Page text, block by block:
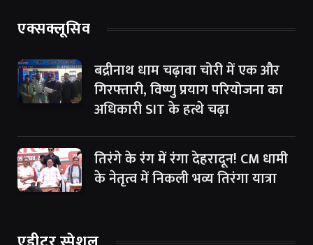
एक्सक्लूसिव
बद्रीनाथ धाम चढ़ावा चोरी में एक और
गिरफ्तारी, विष्णु प्रयाग परियोजना का
अधिकारी SIT के हत्थे चढ़ा
तिरंगे के रंग में रंगा देहरादून! CM धामी
के नेतृत्व में निकली भव्य तिरंगा यात्रा